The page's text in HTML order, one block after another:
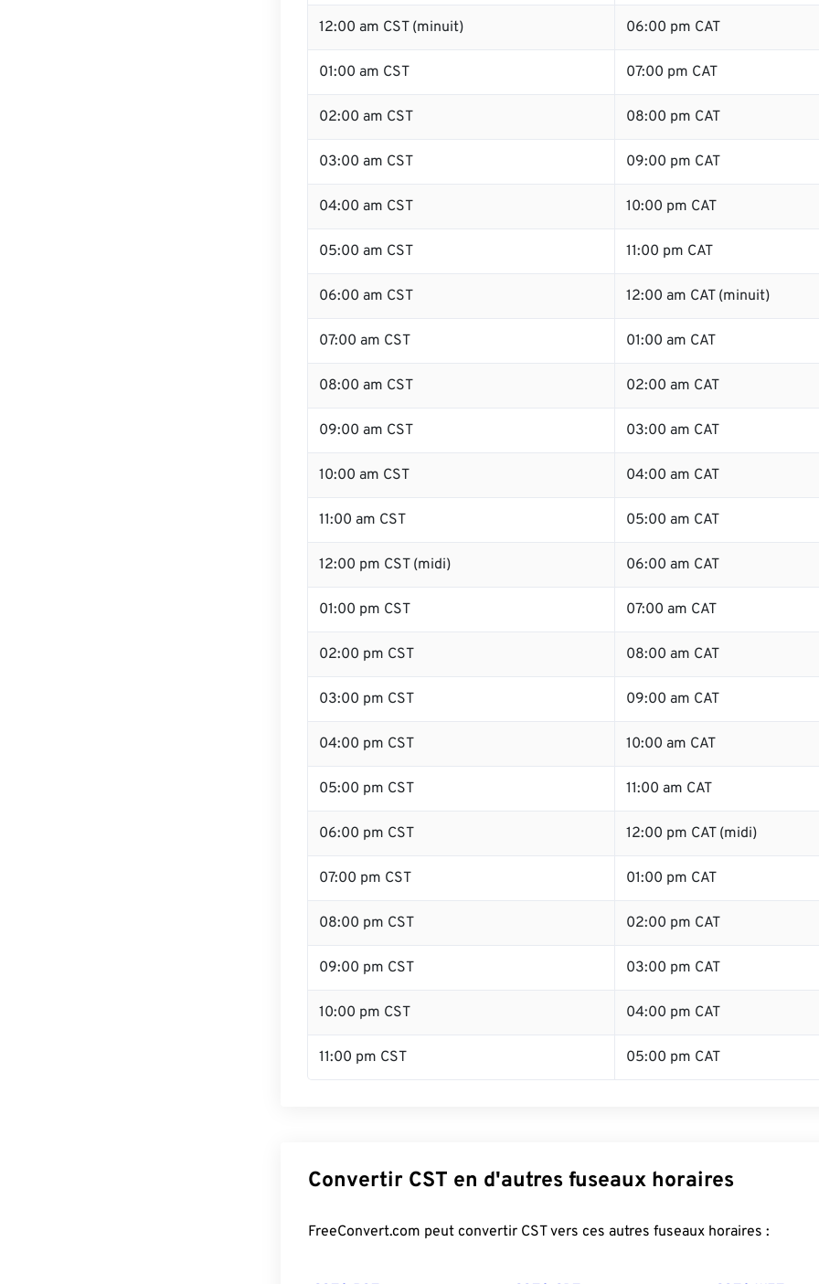
12:00 am CST (minuit) 06:00 pm CAT
01:00 am CST 07:00 pm CAT
02:00 am CST 08:00 pm CAT
03:00 am CST 09:00 pm CAT
04:00 am CST 10:00 pm CAT
05:00 am CST 11:00 pm CAT
06:00 am CST 12:00 am CAT (minuit)
07:00 am CST 01:00 am CAT
08:00 am CST 02:00 am CAT
09:00 am CST 03:00 am CAT
10:00 am CST 04:00 am CAT
11:00 am CST 05:00 am CAT
12:00 pm CST (midi) 06:00 am CAT
01:00 pm CST 07:00 am CAT
02:00 pm CST 08:00 am CAT
03:00 pm CST 09:00 am CAT
04:00 pm CST 10:00 am CAT
05:00 pm CST 11:00 am CAT
06:00 pm CST 12:00 pm CAT (midi)
07:00 pm CST 01:00 pm CAT
08:00 pm CST 02:00 pm CAT
09:00 pm CST 03:00 pm CAT
10:00 pm CST 04:00 pm CAT
11:00 pm CST 05:00 pm CAT
Convertir CST en d'autres fuseaux horaires
FreeConvert.com peut convertir CST vers ces autres fuseaux horaires :